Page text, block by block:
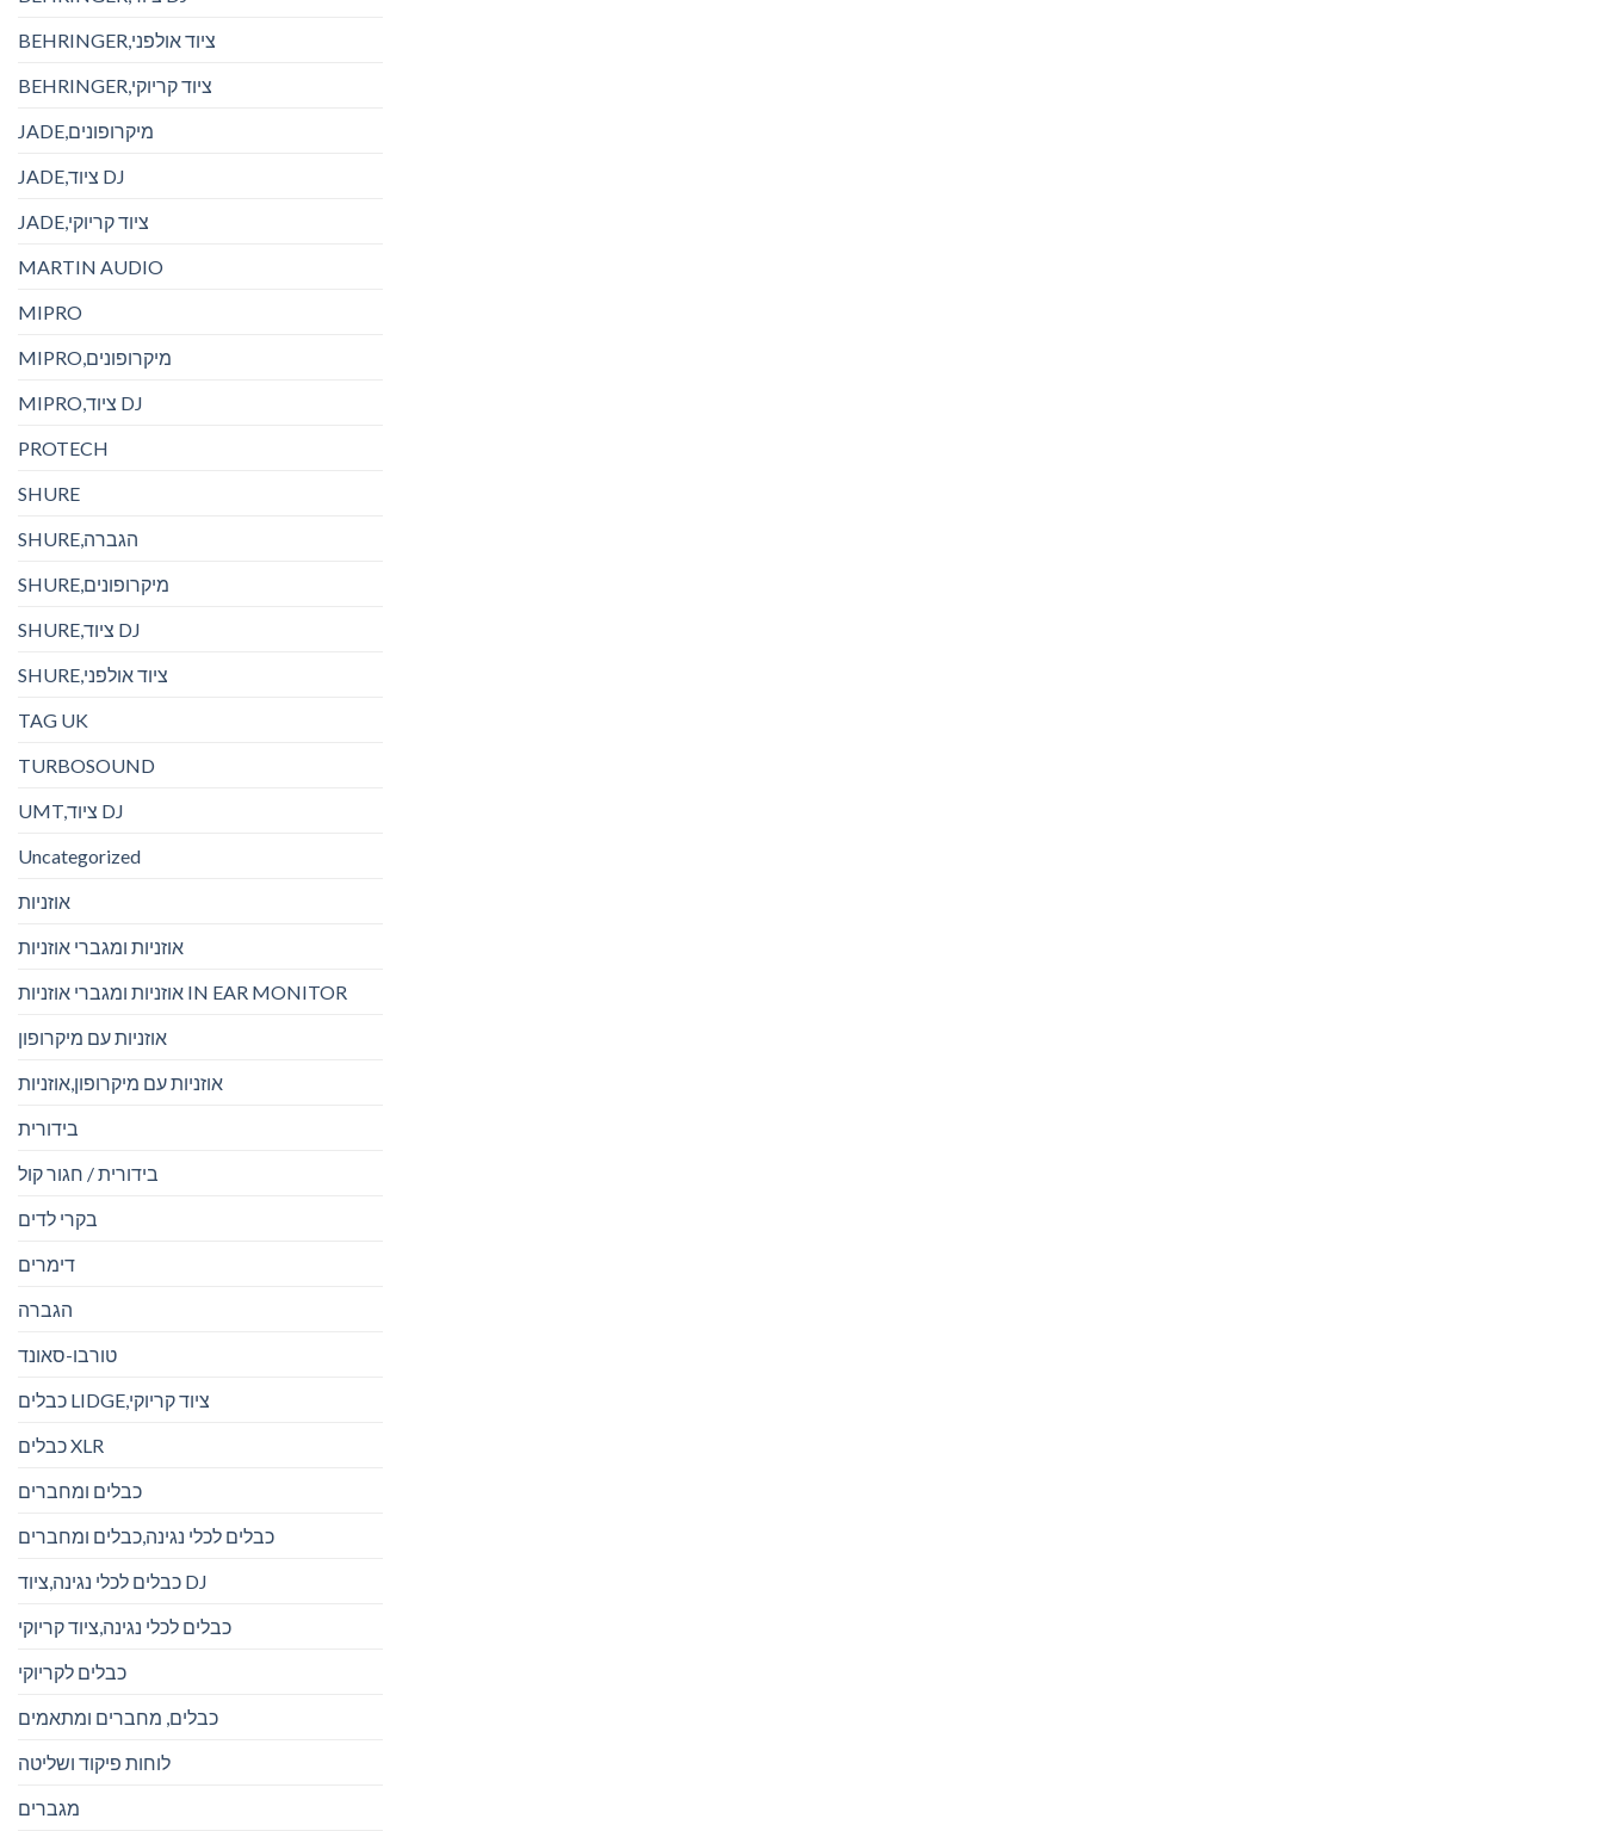
BEHRINGER,ציוד אולפני
BEHRINGER,ציוד קריוקי
JADE,מיקרופונים
JADE,ציוד DJ
JADE,ציוד קריוקי
MARTIN AUDIO
MIPRO
MIPRO,מיקרופונים
MIPRO,ציוד DJ
PROTECH
SHURE
SHURE,הגברה
SHURE,מיקרופונים
SHURE,ציוד DJ
SHURE,ציוד אולפני
TAG UK
TURBOSOUND
UMT,ציוד DJ
Uncategorized
אוזניות
אוזניות ומגברי אוזניות
אוזניות ומגברי אוזניות IN EAR MONITOR
אוזניות עם מיקרופון
אוזניות עם מיקרופון,אוזניות
בידורית
בידורית / חגור קול
בקרי לדים
דימרים
הגברה
טורבו-סאונד
כבלים LIDGE,ציוד קריוקי
כבלים XLR
כבלים ומחברים
כבלים לכלי נגינה,כבלים ומחברים
כבלים לכלי נגינה,ציוד DJ
כבלים לכלי נגינה,ציוד קריוקי
כבלים לקריוקי
כבלים, מחברים ומתאמים
לוחות פיקוד ושליטה
מגברים